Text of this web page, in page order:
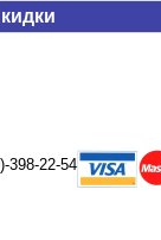
398-22-54